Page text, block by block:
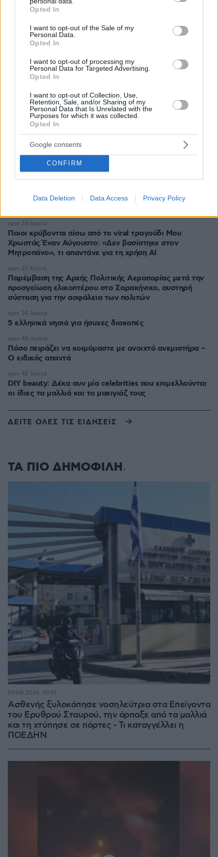
grant or deny consent to Google and its third-party tags to
use your data for below specified purposes in below Google
consent section.
Opted In
I want to opt-out of the Sale of my
Personal Data.
Opted In
I want to opt-out of processing my
Personal Data for Targeted Advertising.
Opted In
I want to opt-out of Collection, Use,
Retention, Sale, and/or Sharing of my
Personal Data that Is Unrelated with the
Purposes for which it was collected.
Opted In
Google consents
CONFIRM
Data Deletion Data Access Privacy Policy
ΡΟΗ ΕΙΔΗΣΕΩΝ
Ειδήσεις Δημοφιλή Σχολιασμένα
Ξεπέρασε τη λοιμώδη μονοπυρήνωση ο Τεττέη, ποιες οι
πιθανότητες να προλάβει τη ρεβάνς με την ΤΣΣΚΑ 1948
πριν 9 λεπτά
Μαγνήσιο: Πόσο χρειαζόμαστε για να αποφύγουμε την
άνοια και να μη γεράσει το μυαλό
Τα 4 όνειρα που συνήθως βλέπουμε μετά τον θάνατο
του κατοικιδίου μας- Τι σημαίνουν
πριν 12 λεπτά
Μία ταξιδιωτική συντάκτρια για τα μέρη που δεν θα
επισκεπτόταν ποτέ ξανά
πριν 12 λεπτά
Έρημη πόλη η Αθήνα: Άδειοι δρόμοι σε Σύνταγμα,
Ποιοι κρύβονται πίσω από το viral τραγούδι Μου
Χρωστάς Έναν Αύγουστο: «Δεν βασίστηκε στον
Μητροπάνο», τι απαντάνε για τη χρήση AI
πριν 24 λεπτά
Παρέμβαση της Αρχής Πολιτικής Αεροπορίας μετά την
προσγείωση ελικοπτέρου στο Σαρακήνικο, αυστηρή
σύσταση για την ασφάλεια των πολιτών
πριν 27 λεπτά
5 ελληνικά νησιά για ήσυχες διακοπές
πριν 34 λεπτά
Πόσο πειράζει να κοιμόμαστε με ανοιχτό ανεμιστήρα –
Ο ειδικός απαντά
πριν 40 λεπτά
DIY beauty: Δέκα συν μία celebrities που επιμελλούνται
οι ίδιες τα μαλλιά και το μακιγιάζ τους
πριν 42 λεπτά
ΔΕΙΤΕ ΟΛΕΣ ΤΙΣ ΕΙΔΗΣΕΙΣ
ΤΑ ΠΙΟ ΔΗΜΟΦΙΛΗ
Ασθενής ξυλοκόπησε νοσηλεύτρια στα Επείγοντα
του Ερυθρού Σταυρού, την άρπαξε από τα μαλλιά
και τη χτύπησε σε πόρτες - Τι καταγγέλλει η
ΠΟΕΔΗΝ
09.08.2026, 10:51